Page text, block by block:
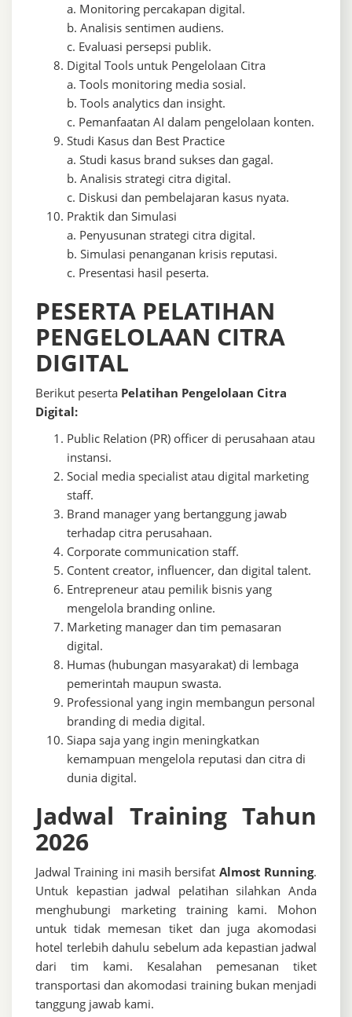
a. Monitoring percakapan digital.
b. Analisis sentimen audiens.
c. Evaluasi persepsi publik.
Digital Tools untuk Pengelolaan Citra
a. Tools monitoring media sosial.
b. Tools analytics dan insight.
c. Pemanfaatan AI dalam pengelolaan konten.
Studi Kasus dan Best Practice
a. Studi kasus brand sukses dan gagal.
b. Analisis strategi citra digital.
c. Diskusi dan pembelajaran kasus nyata.
Praktik dan Simulasi
a. Penyusunan strategi citra digital.
b. Simulasi penanganan krisis reputasi.
c. Presentasi hasil peserta.
PESERTA PELATIHAN
PENGELOLAAN CITRA
DIGITAL
Berikut peserta Pelatihan Pengelolaan Citra
Digital:
Public Relation (PR) officer di perusahaan atau
instansi.
Social media specialist atau digital marketing
staff.
Brand manager yang bertanggung jawab
terhadap citra perusahaan.
Corporate communication staff.
Content creator, influencer, dan digital talent.
Entrepreneur atau pemilik bisnis yang
mengelola branding online.
Marketing manager dan tim pemasaran
digital.
Humas (hubungan masyarakat) di lembaga
pemerintah maupun swasta.
Professional yang ingin membangun personal
branding di media digital.
Siapa saja yang ingin meningkatkan
kemampuan mengelola reputasi dan citra di
dunia digital.
Jadwal Training Tahun
2026
Jadwal Training ini masih bersifat Almost Running.
Untuk kepastian jadwal pelatihan silahkan Anda
menghubungi marketing training kami. Mohon
untuk tidak memesan tiket dan juga akomodasi
hotel terlebih dahulu sebelum ada kepastian jadwal
dari tim kami. Kesalahan pemesanan tiket
transportasi dan akomodasi training bukan menjadi
tanggung jawab kami.